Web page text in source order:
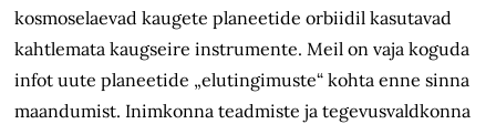
kosmoselaevad kaugete planeetide orbiidil kasutavad
kahtlemata kaugseire instrumente. Meil on vaja koguda
infot uute planeetide „elutingimuste“ kohta enne sinna
maandumist. Inimkonna teadmiste ja tegevusvaldkonna